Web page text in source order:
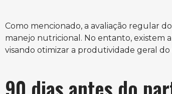
Como mencionado, a avaliação regular
manejo nutricional. No entanto, existem
visando otimizar a produtividade geral do